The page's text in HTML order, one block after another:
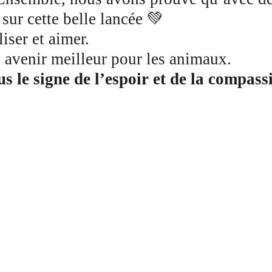
cette belle lancée 💚
et aimer.
meilleur pour les animaux.
le signe de l’espoir et de la